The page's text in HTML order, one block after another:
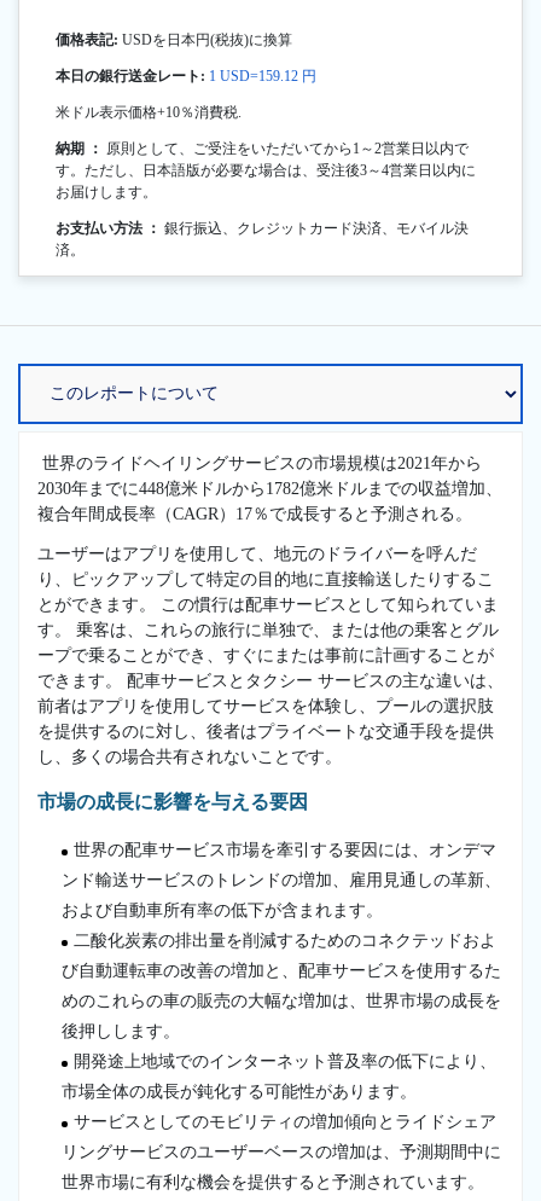
価格表記: USDを日本円(税抜)に換算
本日の銀行送金レート: 1 USD=159.12 円
米ドル表示価格+10％消費税.
納期 ： 原則として、ご受注をいただいてから1～2営業日以内で
す。ただし、日本語版が必要な場合は、受注後3～4営業日以内に
お届けします。
お支払い方法 ： 銀行振込、クレジットカード決済、モバイル決
済。
世界のライドヘイリングサービスの市場規模は2021年から
2030年までに448億米ドルから1782億米ドルまでの収益増加、
複合年間成長率（CAGR）17％で成長すると予測される。
ユーザーはアプリを使用して、地元のドライバーを呼んだ
り、ピックアップして特定の目的地に直接輸送したりするこ
とができます。 この慣行は配車サービスとして知られていま
す。 乗客は、これらの旅行に単独で、または他の乗客とグル
ープで乗ることができ、すぐにまたは事前に計画することが
できます。 配車サービスとタクシー サービスの主な違いは、
前者はアプリを使用してサービスを体験し、プールの選択肢
を提供するのに対し、後者はプライベートな交通手段を提供
し、多くの場合共有されないことです。
市場の成長に影響を与える要因
世界の配車サービス市場を牽引する要因には、オンデマ
ンド輸送サービスのトレンドの増加、雇用見通しの革新、
および自動車所有率の低下が含まれます。
二酸化炭素の排出量を削減するためのコネクテッドおよ
び自動運転車の改善の増加と、配車サービスを使用するた
めのこれらの車の販売の大幅な増加は、世界市場の成長を
後押しします。
開発途上地域でのインターネット普及率の低下により、
市場全体の成長が鈍化する可能性があります。
サービスとしてのモビリティの増加傾向とライドシェア
リングサービスのユーザーベースの増加は、予測期間中に
世界市場に有利な機会を提供すると予測されています。